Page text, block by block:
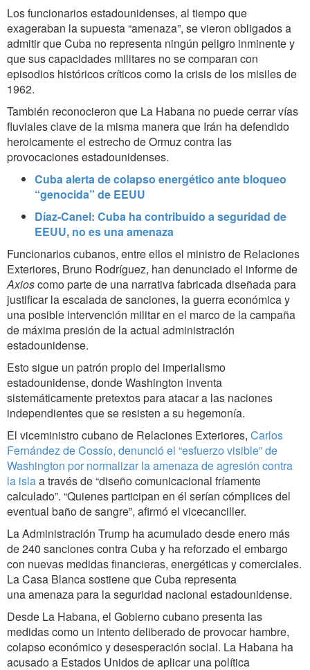
Los funcionarios estadounidenses, al tiempo que
exageraban la supuesta “amenaza”, se vieron obligados a
admitir que Cuba no representa ningún peligro inminente y
que sus capacidades militares no se comparan con
episodios históricos críticos como la crisis de los misiles de
1962.
También reconocieron que La Habana no puede cerrar vías
fluviales clave de la misma manera que Irán ha defendido
heroicamente el estrecho de Ormuz contra las
provocaciones estadounidenses.
Cuba alerta de colapso energético ante bloqueo
“genocida” de EEUU
Díaz-Canel: Cuba ha contribuido a seguridad de
EEUU, no es una amenaza
Funcionarios cubanos, entre ellos el ministro de Relaciones
Exteriores, Bruno Rodríguez, han denunciado el informe de
Axioscomo parte de una narrativa fabricada diseñada para
justificar la escalada de sanciones, la guerra económica y
una posible intervención militar en el marco de la campaña
de máxima presión de la actual administración
estadounidense.
Esto sigue un patrón propio del imperialismo
estadounidense, donde Washington inventa
sistemáticamente pretextos para atacar a las naciones
independientes que se resisten a su hegemonía.
El viceministro cubano de Relaciones Exteriores, Carlos
Fernández de Cossío, denunció el “esfuerzo visible” de
Washington por normalizar la amenaza de agresión contra
la islaa través de “diseño comunicacional fríamente
calculado”. “Quienes participan en él serían cómplices del
eventual baño de sangre”, afirmó el vicecanciller.
La Administración Trump ha acumulado desde enero más
de 240 sanciones contra Cuba y ha reforzado el embargo
con nuevas medidas financieras, energéticas y comerciales.
La Casa Blanca sostiene que Cuba representa
una amenaza para la seguridad nacional estadounidense.
Desde La Habana, el Gobierno cubano presenta las
medidas como un intento deliberado de provocar hambre,
colapso económico y desesperación social. La Habana ha
acusado a Estados Unidos de aplicar una política